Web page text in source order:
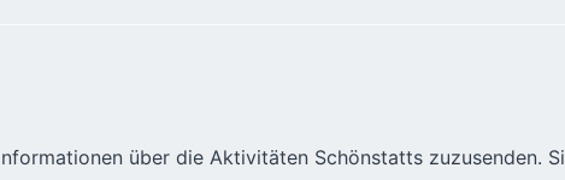
über die Aktivitäten Schönstatts zuzusenden.